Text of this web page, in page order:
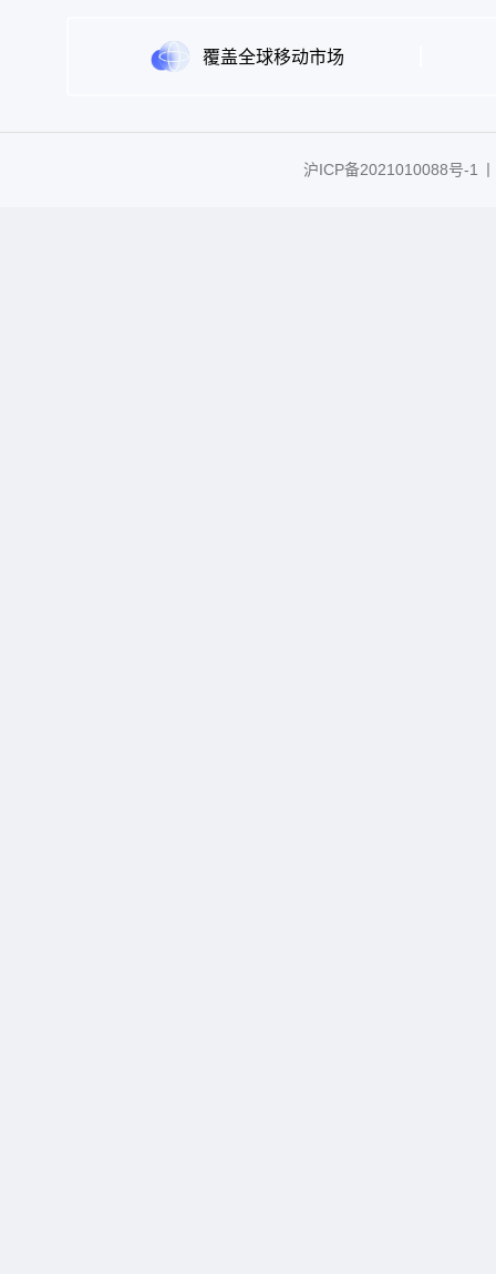
覆盖全球移动市场
沪ICP备2021010088号-1